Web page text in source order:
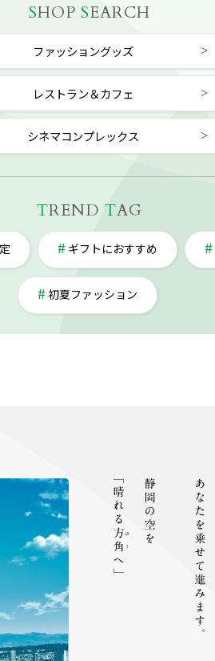
SHOP SEARCH
ファッショングッズ
レストラン＆カフェ
シネマコンプレックス
TREND TAG
ギフトにおすすめ
初夏ファッション